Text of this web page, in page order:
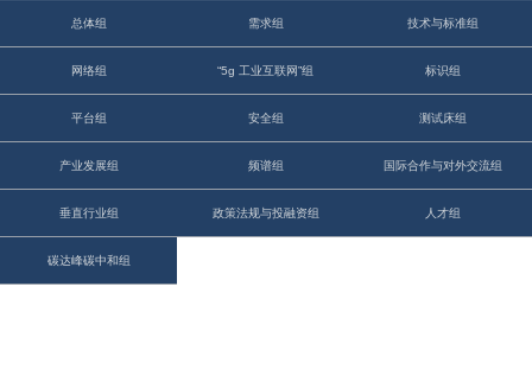
总体组 需求组 技术与标准组
网络组 “5g 工业互联网”组 标识组
平台组 安全组 测试床组
产业发展组 频谱组 国际合作与对外交流组
垂直行业组 政策法规与投融资组 人才组
碳达峰碳中和组